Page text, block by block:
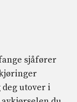
sjåfører
utover i